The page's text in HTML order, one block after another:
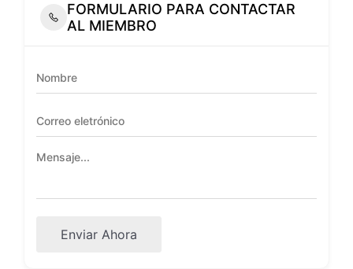
FORMULARIO PARA CONTACTAR
AL MIEMBRO
Enviar Ahora